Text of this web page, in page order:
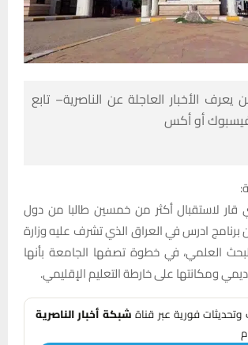
الأخبار العاجلة عن الناصرية– تابع
فيسبوك أو أكس
لاستقبال أكثر من خمسين طالبا من دول
برنامج ادرس في العراق الذي تشرف عليه وزارة
العلمي، في خطوة تصفها الجامعة بأنها
ومكانتها على خارطة التعليم الإقليمي.
وتحديثات فورية عبر قناةشبكة أخبار الناصرية